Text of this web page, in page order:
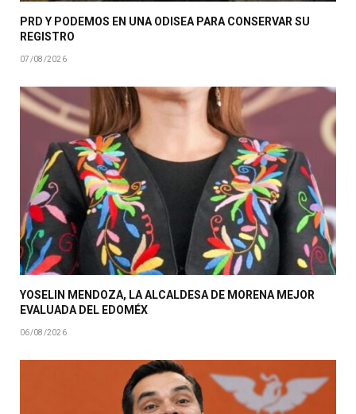
PRD Y PODEMOS EN UNA ODISEA PARA CONSERVAR SU
REGISTRO
07/08/2026
YOSELIN MENDOZA, LA ALCALDESA DE MORENA MEJOR
EVALUADA DEL EDOMÉX
06/08/2026